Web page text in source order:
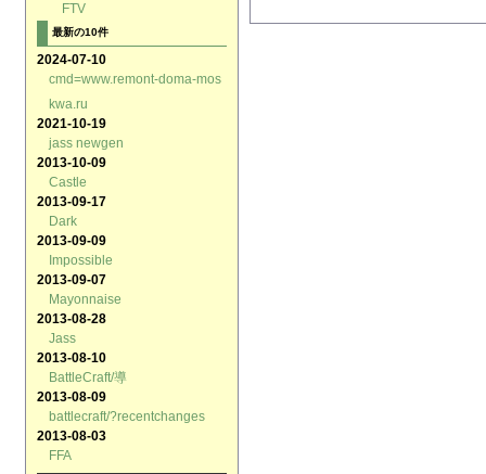
FTV
最新の10件
2024-07-10
cmd=www.remont-doma-mos
kwa.ru
2021-10-19
jass newgen
2013-10-09
Castle
2013-09-17
Dark
2013-09-09
Impossible
2013-09-07
Mayonnaise
2013-08-28
Jass
2013-08-10
BattleCraft/導
2013-08-09
battlecraft/?recentchanges
2013-08-03
FFA